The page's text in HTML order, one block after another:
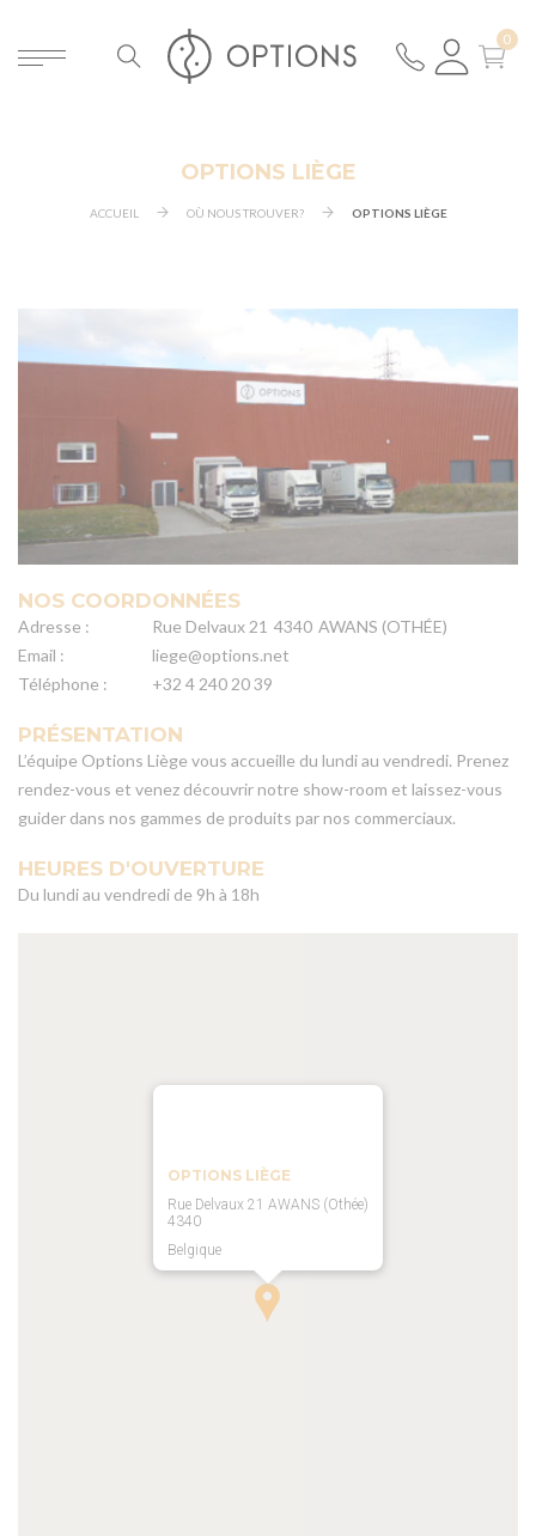
OPTIONS LIÈGE
ACCUEIL OÙ NOUS TROUVER? OPTIONS LIÈGE
NOS COORDONNÉES
Adresse : Rue Delvaux 21 4340 AWANS (OTHÉE)
Email :
liege@options.net
Téléphone :
+32 4 240 20 39
PRÉSENTATION
L’équipe Options Liège vous accueille du lundi au vendredi. Prenez
rendez-vous et venez découvrir notre show-room et laissez-vous
guider dans nos gammes de produits par nos commerciaux.
HEURES D'OUVERTURE
Du lundi au vendredi de 9h à 18h
OPTIONS LIÈGE
Rue Delvaux 21 AWANS (Othée)
4340
Belgique